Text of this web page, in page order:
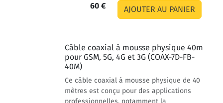
60 €
Câble coaxial à mousse physique 40m
pour GSM, 5G, 4G et 3G (COAX-7D-FB-
40M)
Ce câble coaxial à mousse physique de 40
mètres est conçu pour des applications
professionnelles, notamment la